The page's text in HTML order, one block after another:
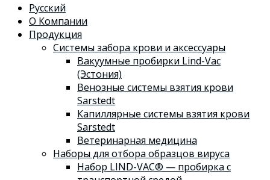
Русский
О Компании
Продукция
Системы забора крови и аксессуары
Вакуумные пробирки Lind-Vac
(Эстония)
Венозные системы взятия крови
Sarstedt
Капиллярные системы взятия крови
Sarstedt
Ветеринарная медицина
Наборы для отбора образцов вируса
Набор LIND-VAC® — пробирка с